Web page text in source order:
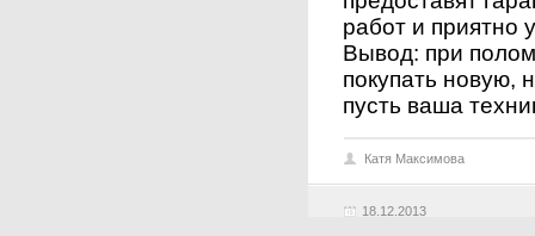
работ и приятно
Вывод: при
покупать новую,
пусть ваша
18.12.2013
Катя Максимова